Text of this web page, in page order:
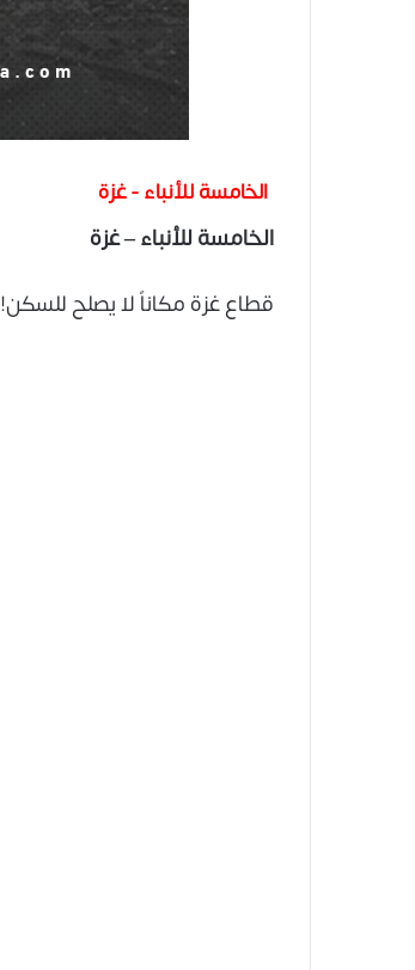
الخامسة للأنباء - غزة
الخامسة للأنباء – غزة
قطاع غزة مكاناً لا يصلح للسكن!